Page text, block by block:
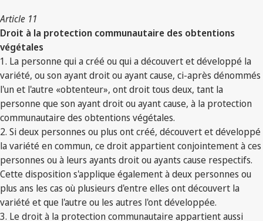
Article 11
Droit à la protection communautaire des obtentions
végétales
1. La personne qui a créé ou qui a découvert et développé la
variété, ou son ayant droit ou ayant cause, ci-après dénommés
l'un et l'autre «obtenteur», ont droit tous deux, tant la
personne que son ayant droit ou ayant cause, à la protection
communautaire des obtentions végétales.
2. Si deux personnes ou plus ont créé, découvert et développé
la variété en commun, ce droit appartient conjointement à ces
personnes ou à leurs ayants droit ou ayants cause respectifs.
Cette disposition s'applique également à deux personnes ou
plus ans les cas où plusieurs d'entre elles ont découvert la
variété et que l'autre ou les autres l'ont développée.
3. Le droit à la protection communautaire appartient aussi